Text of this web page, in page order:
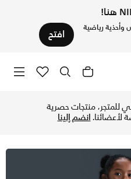
رياضية افتح
للمتجر، منتجات حصرية
لأعضائنا.انضم إلينا